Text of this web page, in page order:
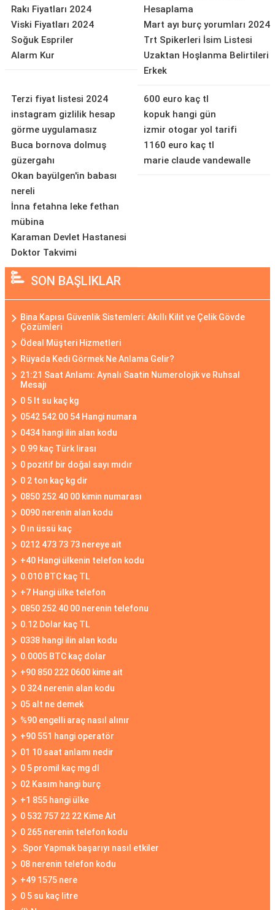
Rakı Fiyatları 2024
Viski Fiyatları 2024
Soğuk Espriler
Alarm Kur
Hesaplama
Mart ayı burç yorumları 2024
Trt Spikerleri İsim Listesi
Uzaktan Hoşlanma Belirtileri
Erkek
Terzi fiyat listesi 2024
instagram gizlilik hesap
görme uygulamasız
Buca bornova dolmuş
güzergahı
Okan bayülgen'in babası
nereli
İnna fetahna leke fethan
mübina
Karaman Devlet Hastanesi
Doktor Takvimi
600 euro kaç tl
kopuk hangi gün
izmir otogar yol tarifi
1160 euro kaç tl
marie claude vandewalle
SON BAŞLIKLAR
Bina Kapısı Güvenlik Sistemleri: Akıllı Kilit ve Çelik Gövde
Çözümleri
Ödeal Müşteri Hizmetleri
Rüyada Kedi Görmek Ne Anlama Gelir?
21:21 Saat Anlamı: Aynalı Saatin Numerolojik ve Ruhsal
Mesajı
0 5 lt su kaç kg
0542 542 00 54 Hangi numara
0434 hangi ilin alan kodu
0.99 kaç Türk lirası
0 pozitif bir doğal sayı mıdır
0 2 ton kaç kg dir
0850 252 40 00 kimin numarası
0090 nerenin alan kodu
0 ın üssü kaç
0212 473 73 73 nereye ait
+40 Hangi ülkenin telefon kodu
0.010 BTC kaç TL
+7 Hangi ülke telefon
0850 252 40 00 nerenin telefonu
0.12 Dolar kaç TL
0338 hangi ilin alan kodu
0.0005 BTC kaç dolar
+90 850 222 0600 kime ait
0 324 nerenin alan kodu
05 alt ne demek
%90 engelli araç nasıl alınır
+90 551 hangi operatör
01 10 saat anlamı nedir
0 5 promil kaç mg dl
02 Kasım hangi burç
+1 855 hangi ülke
0 532 757 22 22 Kime Ait
0 265 nerenin telefon kodu
.Spor Yapmak başarıyı nasıl etkiler
08 nerenin telefon kodu
+49 1575 nere
0 5 su kaç litre